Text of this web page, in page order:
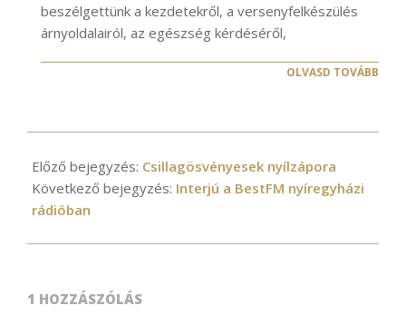
beszélgettünk a kezdetekről, a versenyfelkészülés
árnyoldalairól, az egészség kérdéséről,
OLVASD TOVÁBB
03-
08
Előző bejegyzés: Csillagösvényesek nyílzápora
Következő bejegyzés: Interjú a BestFM nyíregyházi
rádióban
1 HOZZÁSZÓLÁS